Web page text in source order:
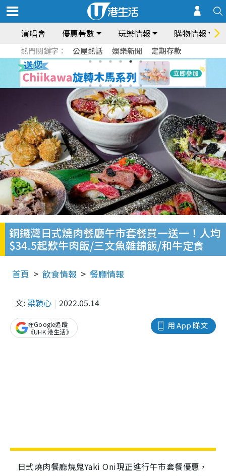
演唱會 優惠著數 玩樂情報 購物情報
熱門關鍵字： 公屋熱話 娛樂新聞 定期存款
銅鑼灣日式燒肉餐廳午市套餐買一送一！人均
$34.5起歎牛肉飯/三文魚雜錦飯/和牛定食
首頁 飲食情報 餐廳情報
文: 梁穎心 2022.05.14
用 App 睇文
在Google追蹤
《UHK 港生活》
日式燒肉餐廳燒鬼Yaki Oni現正進行午市套餐優惠，